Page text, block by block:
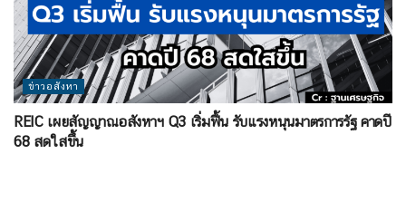
ข่าวอสังหา
REIC เผยสัญญาณอสังหาฯ Q3 เริ่มฟื้น รับแรงหนุนมาตรการรัฐ คาดปี
68 สดใสขึ้น